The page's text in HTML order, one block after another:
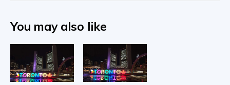
You may also like